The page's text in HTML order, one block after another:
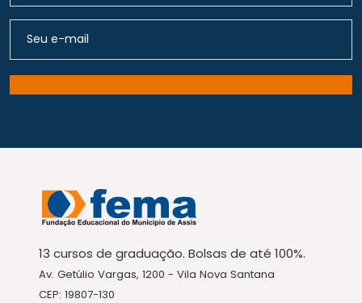
13 cursos de graduação. Bolsas de até 100%.
Av. Getúlio Vargas, 1200 - Vila Nova Santana
CEP: 19807-130